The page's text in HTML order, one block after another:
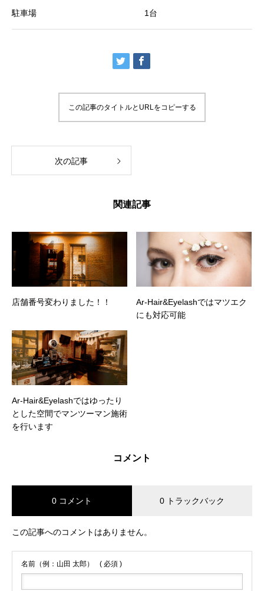
駐車場 1台
この記事のタイトルとURLをコピーする
次の記事
関連記事
店舗番号変わりました！！
Ar-Hair&Eyelashではマツエク
にも対応可能
Ar-Hair&Eyelashではゆったり
とした空間でマンツーマン施術
を行います
コメント
0 コメント 0 トラックバック
この記事へのコメントはありません。
名前（例：山田 太郎） ( 必須 )